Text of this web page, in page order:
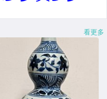
看更多